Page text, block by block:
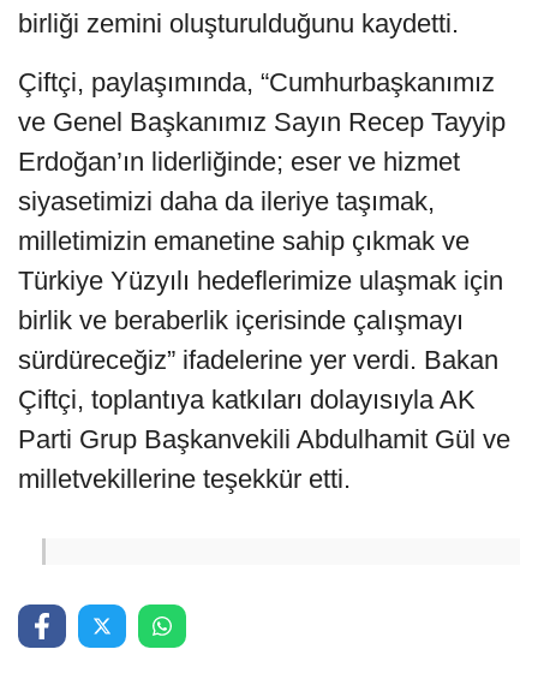
birliği zemini oluşturulduğunu kaydetti.
Çiftçi, paylaşımında, “Cumhurbaşkanımız
ve Genel Başkanımız Sayın Recep Tayyip
Erdoğan’ın liderliğinde; eser ve hizmet
siyasetimizi daha da ileriye taşımak,
milletimizin emanetine sahip çıkmak ve
Türkiye Yüzyılı hedeflerimize ulaşmak için
birlik ve beraberlik içerisinde çalışmayı
sürdüreceğiz” ifadelerine yer verdi. Bakan
Çiftçi, toplantıya katkıları dolayısıyla AK
Parti Grup Başkanvekili Abdulhamit Gül ve
milletvekillerine teşekkür etti.